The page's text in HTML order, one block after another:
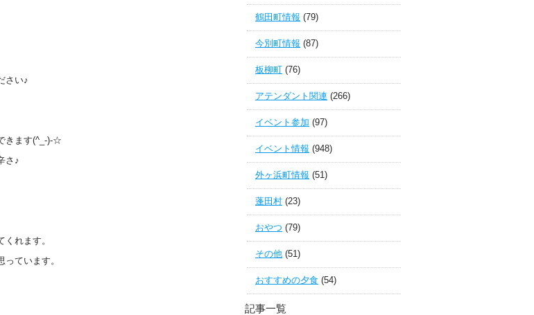
さい♪
きます(^_-)-☆
さ♪
れます。
ています。
鶴田町情報 (79)
今別町情報 (87)
板柳町 (76)
アテンダント関連 (266)
イベント参加 (97)
イベント情報 (948)
外ヶ浜町情報 (51)
蓬田村 (23)
おやつ (79)
その他 (51)
おすすめの夕食 (54)
記事一覧